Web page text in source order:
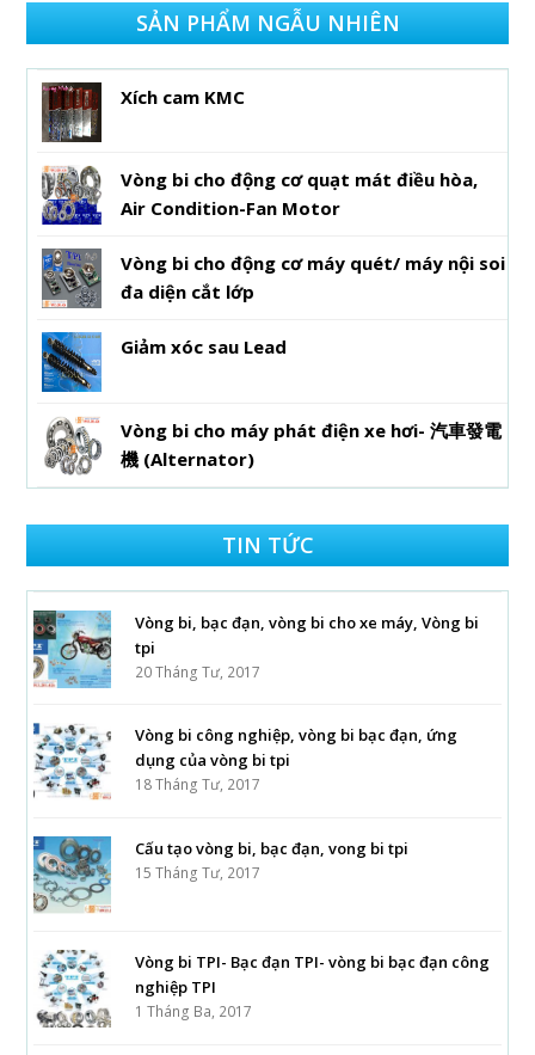
SẢN PHẨM NGẪU NHIÊN
Xích cam KMC
Vòng bi cho động cơ quạt mát điều hòa,
Air Condition-Fan Motor
Vòng bi cho động cơ máy quét/ máy nội soi
đa diện cắt lớp
Giảm xóc sau Lead
Vòng bi cho máy phát điện xe hơi- 汽車發電
機 (Alternator)
TIN TỨC
Vòng bi, bạc đạn, vòng bi cho xe máy, Vòng bi
tpi
20 Tháng Tư, 2017
Vòng bi công nghiệp, vòng bi bạc đạn, ứng
dụng của vòng bi tpi
18 Tháng Tư, 2017
Cấu tạo vòng bi, bạc đạn, vong bi tpi
15 Tháng Tư, 2017
Vòng bi TPI- Bạc đạn TPI- vòng bi bạc đạn công
nghiệp TPI
1 Tháng Ba, 2017